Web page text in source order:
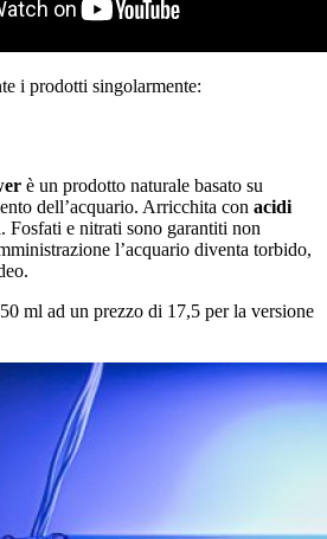
i prodotti singolarmente:
è un prodotto naturale basato su
dell’acquario. Arricchita con acidi
Fosfati e nitrati sono garantiti non
l’acquario diventa torbido,
ml ad un prezzo di 17,5 per la versione